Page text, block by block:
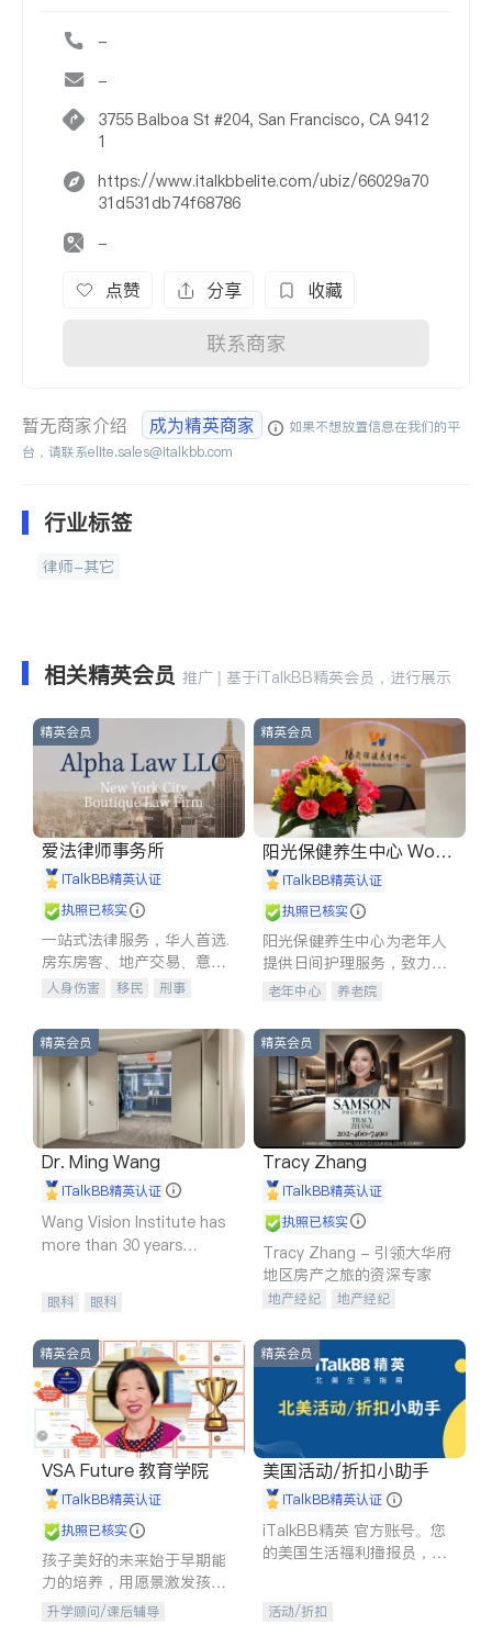
-
-
3755 Balboa St #204, San Francisco, CA 9412
1
https://www.italkbbelite.com/ubiz/66029a70
31d531db74f68786
-
点赞 分享 收藏
联系商家
暂无商家介绍 成为精英商家
如果不想放置信息在我们的平
台，请联系elite.sales@italkbb.com
行业标签
律师-其它
相关精英会员 推广 | 基于iTalkBB精英会员，进行展示
精英会员
爱法律师事务所
iTalkBB精英认证
执照已核实
一站式法律服务，华人首选.
房东房客、地产交易、意外
伤害、车祸重伤、商业诉
建筑合同、刑事案件全包办
人身伤害 移民
刑事
信托/遗嘱
商业
商标注册
索赔
律师-其它
精英会员
阳光保健养生中心 World
shine
iTalkBB精英认证
执照已核实
阳光保健养生中心为老年人
提供日间护理服务，致力于
通过持续的护理创新来有效
老年中心 养老院
精英会员
Dr. Ming Wang
iTalkBB精英认证
Wang Vision Institute has
more than 30 years
眼科 眼科
精英会员
Tracy Zhang
iTalkBB精英认证
执照已核实
Tracy Zhang - 引领大华府
地区房产之旅的资深专家
地产经纪
地产经纪
商铺租售
精英会员
VSA Future 教育学院
iTalkBB精英认证
执照已核实
孩子美好的未来始于早期能
力的培养，用愿景激发孩子
的学习潜力和动力。理念：
升学顾问/课后辅导
精英会员
美国活动/折扣小助手
iTalkBB精英认证
iTalkBB精英 官方账号。您
的美国生活福利播报员，精
专属福利。
活动/折扣